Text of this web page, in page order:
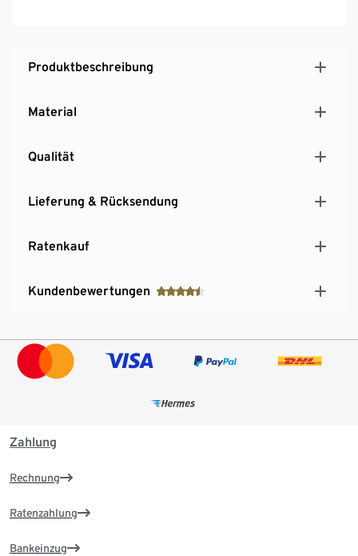
Produktbeschreibung
Material
Qualität
Lieferung & Rücksendung
Ratenkauf
Kundenbewertungen
Zahlung
Rechnung
Ratenzahlung
Bankeinzug